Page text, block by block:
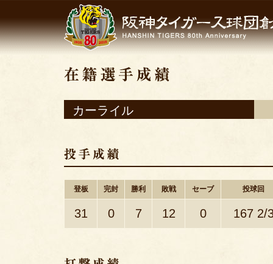
カーライル
登板 完封 勝利 敗戦 セーブ 投球回
31 0 7 12 0 167 2/